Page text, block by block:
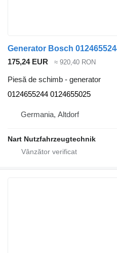
Generator Bosch
175,24 EUR
≈ 920,40 RON
Piesă de schimb - generator
0124655244 0124655025
Germania, Altdorf
Nart Nutzfahrzeugtechnik